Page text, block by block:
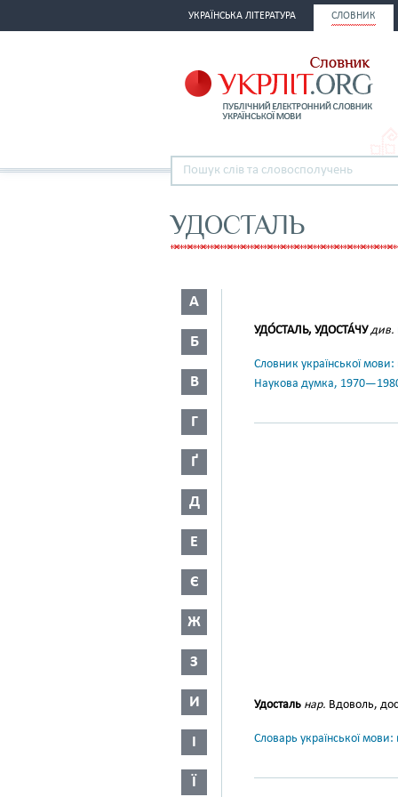
УКРАЇНСЬКА ЛІТЕРАТУРА СЛОВНИК
УДОСТАЛЬ
А
Б
В
Г
Ґ
Д
Е
Є
Ж
З
И
І
Ї
УДО́СТАЛЬ, УДОСТА́ЧУ див.
Словник української
Наукова думка,
Удосталь нар. Вдоволь,
Словарь української